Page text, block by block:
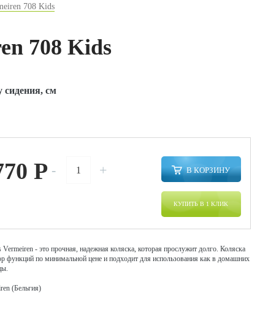
708 Kids
708 Kids
см
P - + В КОРЗИНУ
КУПИТЬ В 1 КЛИК
- это прочная, надежная коляска, которая прослужит долго. Коляска
функций по минимальной цене и подходит для использования как в домашних
(Бельгия)